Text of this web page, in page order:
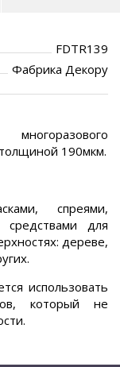
FDTR139
Фабрика Декору
толщиной 190мкм.
спреями,
средствами для
дереве,
использовать
который не